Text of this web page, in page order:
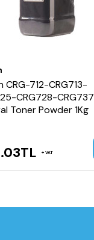
CRG-712-CRG713-
CRG728-CRG737
Toner Powder 1Kg
TL VAT